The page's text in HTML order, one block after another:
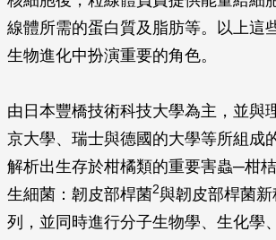
線體所需的蛋白質及脂肪等。以上這
生物進化中扮演重要的角色。
由日本豐橋技術科技大學為主，並與
京大學、瑞士與德國的大學等所組成
解析出生存於柑橘類的重要害蟲─柑
生細菌：韌皮部桿菌2與韌皮部桿菌新
列，並同時進行分子生物學、生化學